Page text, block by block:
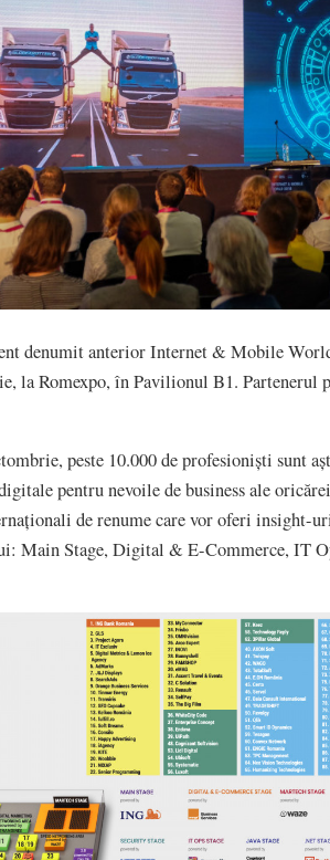
denumit anterior Internet & Mobile
la Romexpo, în Pavilionul B1. Partenerul
peste 10.000 de profesioniști sunt
pentru nevoile de business ale
de renume care vor oferi insight-
Main Stage, Digital & E-Commerce, IT